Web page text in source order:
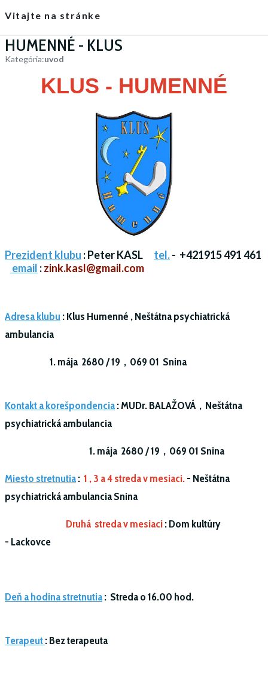
Vitajte na stránke
HUMENNÉ - KLUS
Kategória:uvod
KLUS - HUMENNÉ
Prezident klubu : Peter KASL tel.- +421915 491 461
email :zink.kasl@gmail.com
Adresa klubu :Klus Humenné ,Neštátna psychiatrická
ambulancia
1. mája 2680 / 19 , 069 01 Snina
Kontakt a korešpondencia:MUDr. BALAŽOVÁ , Neštátna
psychiatrická ambulancia
1. mája 2680 / 19 , 069 01 Snina
Miesto stretnutia: 1 , 3 a 4 streda v mesiaci.- Neštátna
psychiatrická ambulancia Snina
Druhá streda v mesiaci: Dom kultúry
- Lackovce
Deň a hodina stretnutia: Streda o 16.00 hod.
Terapeut: Bez terapeuta